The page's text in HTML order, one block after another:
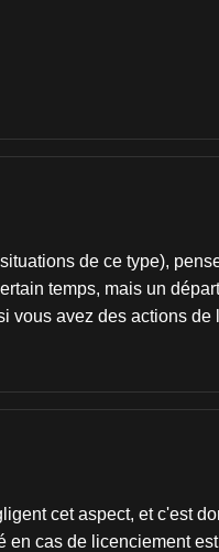
de ce type),
temps, mais un
vous avez des actions
cet aspect, et c'est
cas de licenciement